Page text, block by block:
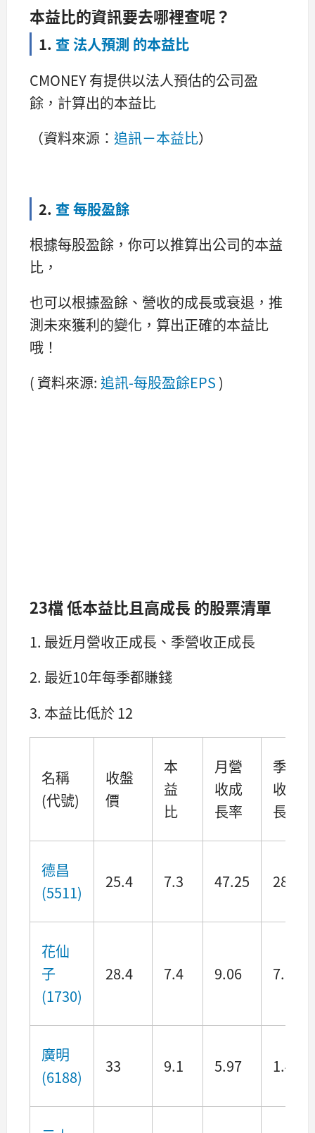
本益比的資訊要去哪裡查呢？
1. 查 法人預測 的本益比
CMONEY 有提供以法人預估的公司盈
餘，計算出的本益比
（資料來源： 追訊－本益比）
2. 查 每股盈餘
根據每股盈餘，你可以推算出公司的本益
比，
也可以根據盈餘、營收的成長或衰退，推
測未來獲利的變化，算出正確的本益比
哦！
( 資料來源: 追訊-每股盈餘EPS )
23檔 低本益比且高成長 的股票清單
1. 最近月營收正成長、季營收正成長
2. 最近10年每季都賺錢
3. 本益比低於 12
名稱
(代號)
收盤
價
本
益
比
月營
收成
長率
季營
收成
長率
德昌
(5511)
25.4 7.3 47.25 28.05
花仙
子
(1730)
28.4 7.4 9.06 7.86
廣明
(6188)
33 9.1 5.97 1.44